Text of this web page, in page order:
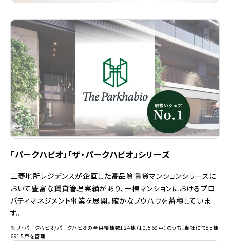
「パークハビオ」「ザ・パークハビオ」シリーズ
三菱地所レジデンスが企画した高品質賃貸マンションシリーズに
おいて豊富な賃貸管理実績があり、一棟マンションにおけるプロ
パティマネジメント事業を展開。確かなノウハウを蓄積していま
す。
※ザ・パークハビオ/パークハビオの全供給棟数124棟（10,569戸）のうち、当社にて83棟
6915戸を管理